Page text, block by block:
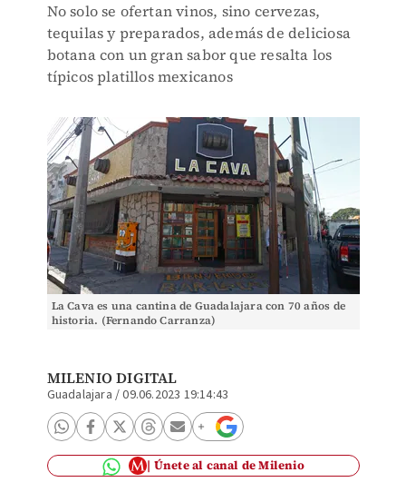
No solo se ofertan vinos, sino cervezas,
tequilas y preparados, además de deliciosa
botana con un gran sabor que resalta los
típicos platillos mexicanos
La Cava es una cantina de Guadalajara con 70 años de
historia. (Fernando Carranza)
MILENIO DIGITAL
Guadalajara /09.06.2023 19:14:43
Únete al canal de Milenio